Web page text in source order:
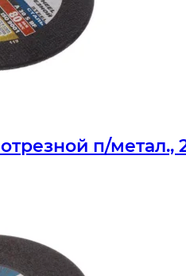
п/метал.,